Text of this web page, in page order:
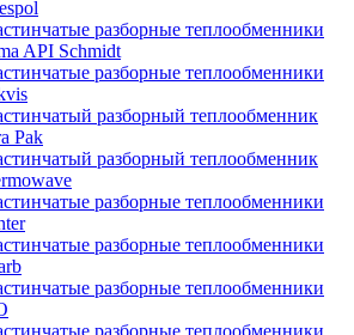
разборные теплообменники
API Schmidt
разборные теплообменники
разборный теплообменник
Pak
разборный теплообменник
разборные теплообменники
разборные теплообменники
разборные теплообменники
разборные теплообменники